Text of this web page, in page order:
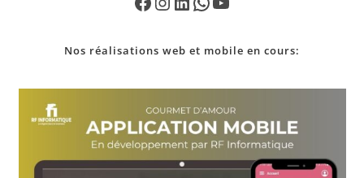
Nos réalisations web et mobile en cours: